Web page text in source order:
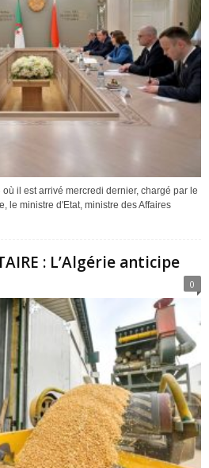
il est arrivé mercredi dernier, chargé par le
le ministre d'Etat, ministre des Affaires
: L’Algérie anticipe
0